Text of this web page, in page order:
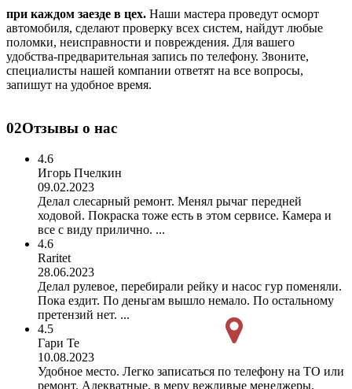
при каждом заезде в цех. Наши мастера проведут осморт
автомобиля, сделают проверку всех систем, найдут любые
поломки, неисправности и повреждения. Для вашего
удобства-предварительная запись по телефону. Звоните,
специалисты нашей компании ответят на все вопросы,
запишут на удобное время.
02Отзывы о нас
4.6
Игорь Пчелкин
09.02.2023
Делал слесарный ремонт. Менял рычаг передней
ходовой. Покраска тоже есть в этом сервисе. Камера и
все с виду прилично. ...
4.6
Raritet
28.06.2023
Делал рулевое, перебирали рейку и насос гур поменяли.
Пока ездит. По деньгам вышло немало. По остальному
претензий нет. ...
4.5
Гари Те
10.08.2023
Удобное место. Легко записаться по телефону на ТО или
ремонт. Адекватные, в меру вежливые менеджеры,